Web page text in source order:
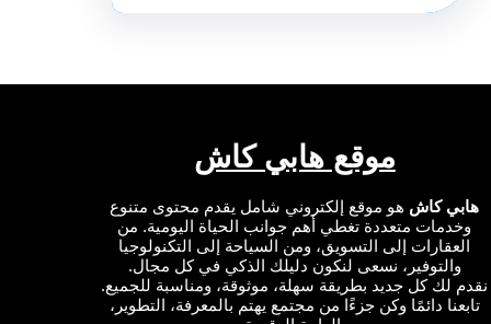
موقع هابي كاش
كاشهو موقع إلكتروني شامل يقدم محتوى متنوع
متعددة تغطي أهم جوانب الحياة اليومية. من
إلى التسويق، ومن السياحة إلى التكنولوجيا
نسعى لنكون دليلك الذكي في كل مجال.
لك كل جديد بطريقة سهلة، موثوقة، ومناسبة للجميع.
دائمًا وكن جزءًا من مجتمع يهتم بالمعرفة، التطوير،